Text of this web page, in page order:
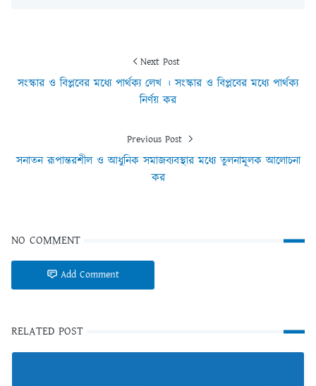
Next Post
সংস্কার ও বিপ্লবের মধ্যে পার্থক্য লেখ । সংস্কার ও বিপ্লবের মধ্যে পার্থক্য
নির্ণয় কর
Previous Post
সনাতন রূপান্তরশীল ও আধুনিক সমাজব্যবস্থার মধ্যে তুলনামূলক আলোচনা
কর
NO COMMENT
Add Comment
RELATED POST